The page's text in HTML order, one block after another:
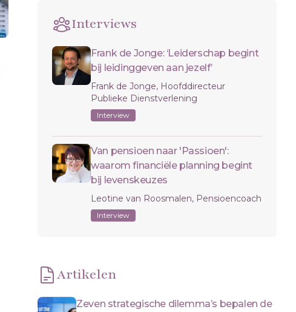
Interviews
Frank de Jonge: ‘Leiderschap begint
bij leidinggeven aan jezelf’
Frank de Jonge, Hoofddirecteur
Publieke Dienstverlening
Interview
Van pensioen naar 'Passioen':
waarom financiële planning begint
bij levenskeuzes
Leotine van Roosmalen, Pensioencoach
Interview
Artikelen
Zeven strategische dilemma’s bepalen de